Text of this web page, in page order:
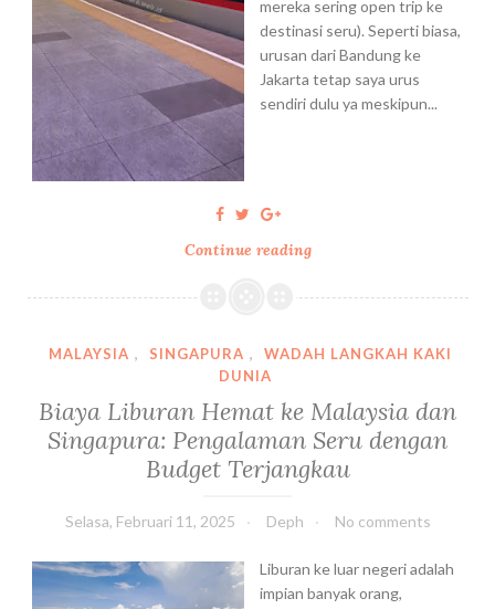
mereka sering open trip ke
destinasi seru). Seperti biasa,
urusan dari Bandung ke
Jakarta tetap saya urus
sendiri dulu ya meskipun...
Continue readingT
i
k
o
C
h
M
n
h
MALAYSIA , SINGAPURA ,
WADAH LANGKAH KAKI
DUNIA
Biaya Liburan Hemat ke Malaysia dan
Singapura: Pengalaman Seru dengan
Budget Terjangkau
Selasa, Februari 11, 2025 Deph No comments
Liburan ke luar negeri adalah
impian banyak orang,